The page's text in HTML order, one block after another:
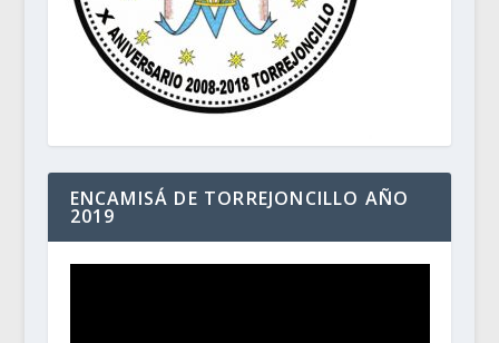
ENCAMISÁ DE TORREJONCILLO AÑO
2019